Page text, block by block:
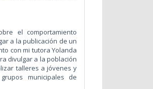
el comportamiento
a la publicación de un
con mi tutora Yolanda
divulgar a la población
talleres a jóvenes y
municipales de